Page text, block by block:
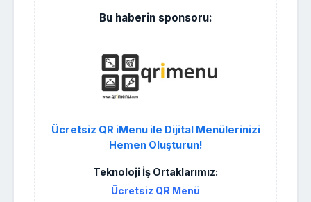
Bu haberin sponsoru:
Ücretsiz QR iMenu ile Dijital Menülerinizi
Hemen Oluşturun!
Teknoloji İş Ortaklarımız:
Ücretsiz QR Menü